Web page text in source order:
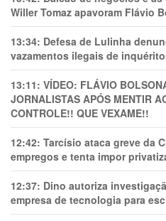
Willer Tomaz apavoram Flávio
13:34: Defesa de Lulinha
vazamentos ilegais de
13:11: VÍDEO: FLÁVIO
JORNALISTAS APÓS MENTIR
CONTROLE!! QUE VEXAME!!
12:42: Tarcísio ataca greve da
empregos e tenta impor
12:37: Dino autoriza
empresa de tecnologia para